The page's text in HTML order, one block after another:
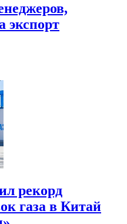
экспорт
рекорд
газа в Китай